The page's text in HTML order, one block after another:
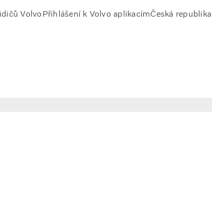
VolvoPřihlášení k Volvo aplikacímČeská republika